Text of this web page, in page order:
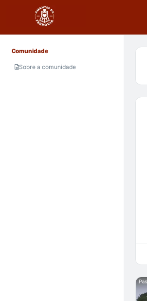
Comunidade
Sobre a comunidade